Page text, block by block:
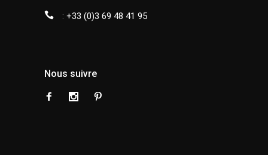
: +33 (0)3 69 48 41 95
Nous suivre